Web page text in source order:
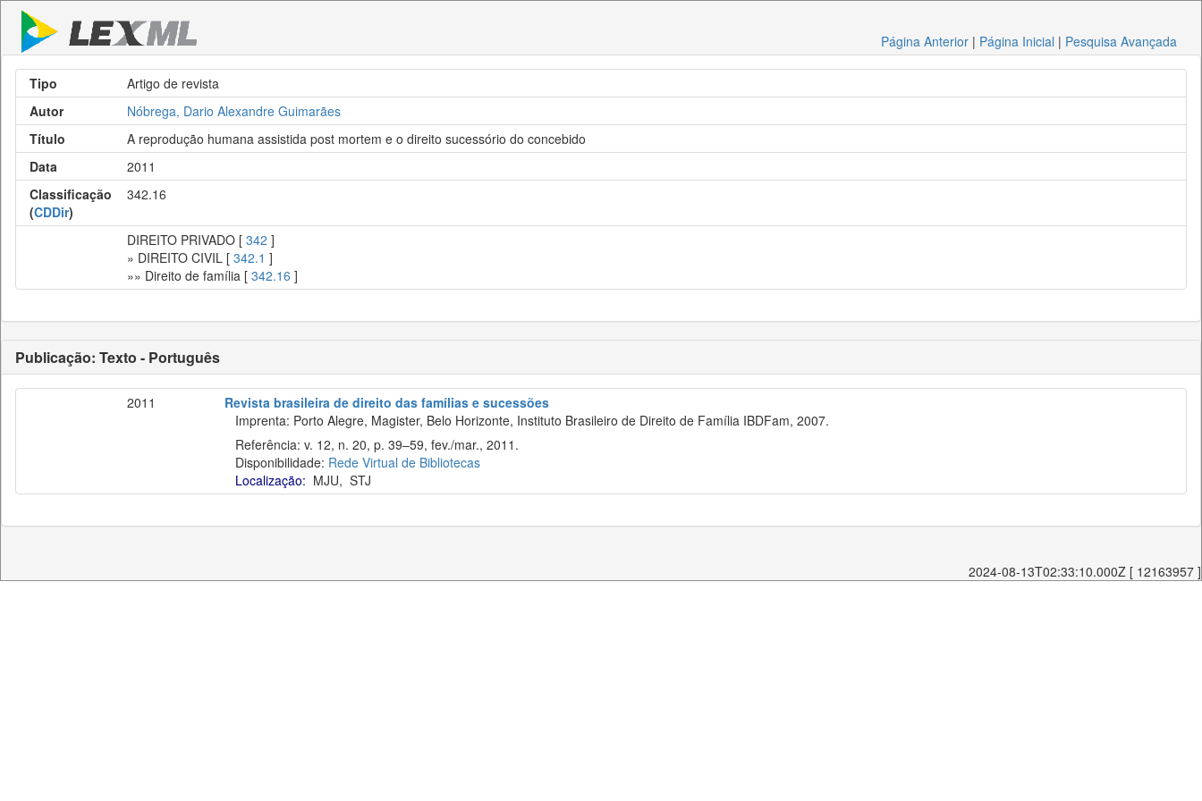
Página Anterior | Página Inicial | Pesquisa Avançada
Tipo
Artigo de revista
Autor
Nóbrega, Dario Alexandre Guimarães
Título
A reprodução humana assistida post mortem e o direito sucessório do concebido
Data
2011
Classificação
(CDDir)
342.16
DIREITO PRIVADO [ 342 ]
» DIREITO CIVIL [ 342.1 ]
»» Direito de família [ 342.16 ]
Publicação: Texto - Português
2011
Revista brasileira de direito das famílias e sucessões
Imprenta: Porto Alegre, Magister, Belo Horizonte, Instituto Brasileiro de Direito de Família IBDFam, 2007.
Referência: v. 12, n. 20, p. 39–59, fev./mar., 2011.
Disponibilidade: Rede Virtual de Bibliotecas
Localização: MJU, STJ
2024-08-13T02:33:10.000Z [ 12163957 ]